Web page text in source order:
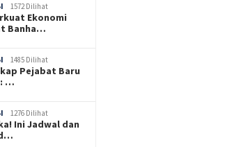
1572 Dilihat
Ekonomi
Banha…
1485 Dilihat
Pejabat Baru
…
1276 Dilihat
Ini Jadwal dan